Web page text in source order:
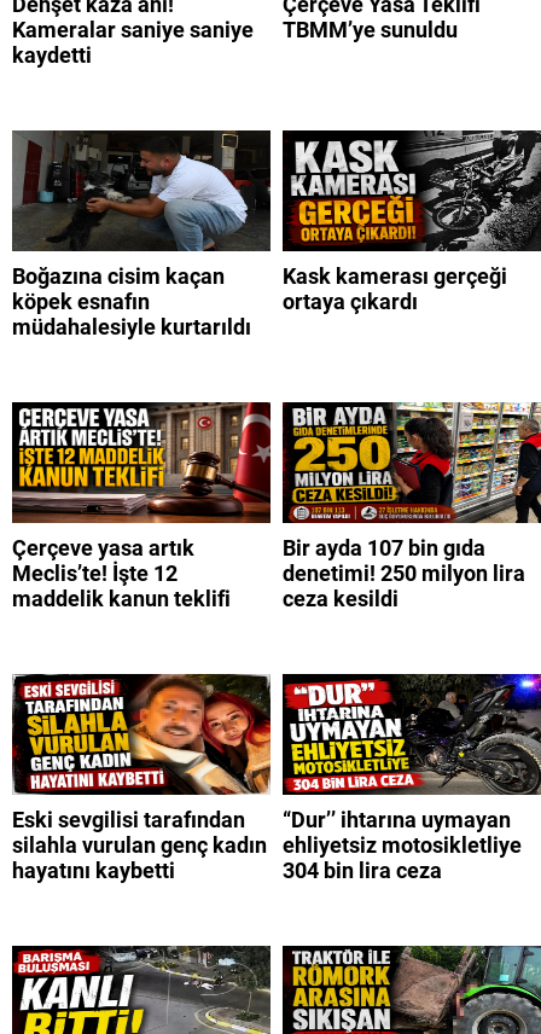
Kameralar saniye saniye
kaydetti
TBMM’ye sunuldu
Boğazına cisim kaçan
köpek esnafın
müdahalesiyle kurtarıldı
Kask kamerası gerçeği
ortaya çıkardı
Çerçeve yasa artık
Meclis’te! İşte 12
maddelik kanun teklifi
Bir ayda 107 bin gıda
denetimi! 250 milyon lira
ceza kesildi
Eski sevgilisi tarafından
silahla vurulan genç kadın
hayatını kaybetti
“Dur’’ ihtarına uymayan
ehliyetsiz motosikletliye
304 bin lira ceza